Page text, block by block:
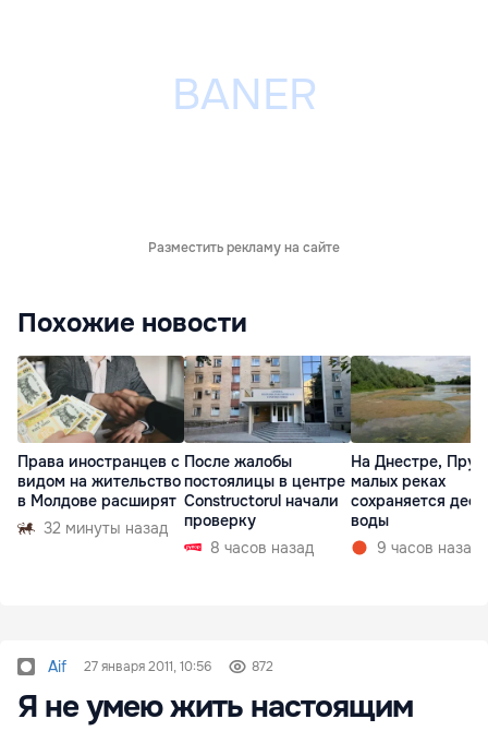
Разместить рекламу на сайте
Похожие новости
Права иностранцев с
видом на жительство
в Молдове расширят
32 минуты назад
После жалобы
постоялицы в центре
Constructorul начали
проверку
8 часов назад
На Днестре,
малых реках
сохраняется
воды
9 часов назад
Aif 27 января 2011, 10:56 872
Я не умею жить настоящим